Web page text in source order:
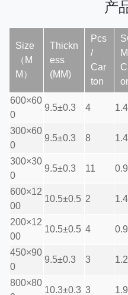
产
Size
（M
M）
Thickn
ess
(MM)
Pcs
/
Car
ton
600×60
0
9.5±0.3 4
300×60
0
9.5±0.3 8
300×30
0
9.5±0.3 11
600×12
00
10.5±0.5 2
200×12
00
10.5±0.5 4
450×90
0
9.5±0.3 3
800×80
10.3±0.3 3